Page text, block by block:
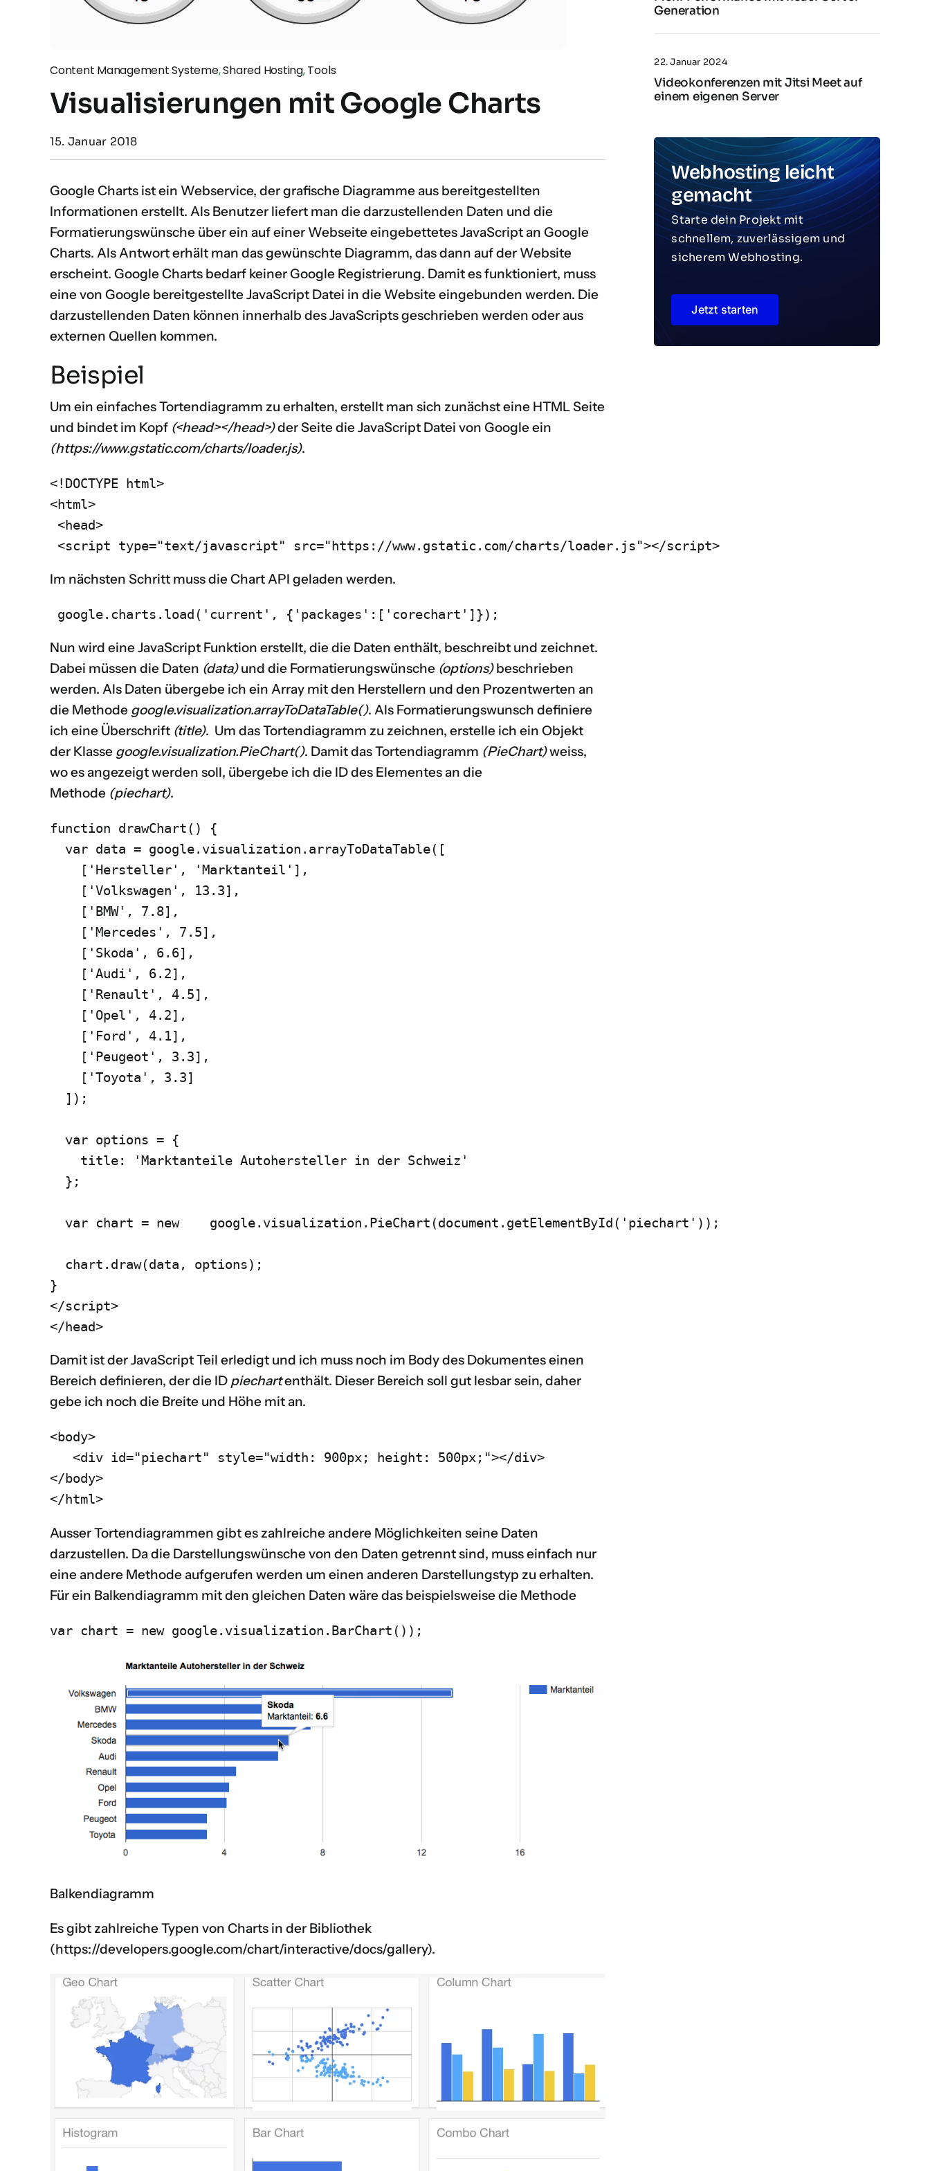
Content Management Systeme,Shared Hosting,Tools
Visualisierungen mit Google Charts
15. Januar 2018
Google Charts ist ein Webservice, der grafische Diagramme aus bereitgestellten
Informationen erstellt. Als Benutzer liefert man die darzustellenden Daten und die
Formatierungswünsche über ein auf einer Webseite eingebettetes JavaScript an Google
Charts. Als Antwort erhält man das gewünschte Diagramm, das dann auf der Website
erscheint. Google Charts bedarf keiner Google Registrierung. Damit es funktioniert, muss
eine von Google bereitgestellte JavaScript Datei in die Website eingebunden werden. Die
darzustellenden Daten können innerhalb des JavaScripts geschrieben werden oder aus
externen Quellen kommen.
Beispiel
Um ein einfaches Tortendiagramm zu erhalten, erstellt man sich zunächst eine HTML Seite
und bindet im Kopf (<head></head>)der Seite die JavaScript Datei von Google ein
(https://www.gstatic.com/charts/loader.js).
<!DOCTYPE html>
<html>
<head>
<script type="text/javascript" src="https://www.gstatic.com/charts/loader.js"></script>
Im nächsten Schritt muss die Chart API geladen werden.
google.charts.load('current', {'packages':['corechart']});
Nun wird eine JavaScript Funktion erstellt, die die Daten enthält, beschreibt und zeichnet.
Dabei müssen die Daten (data)und die Formatierungswünsche (options)beschrieben
werden. Als Daten übergebe ich ein Array mit den Herstellern und den Prozentwerten an
die Methode google.visualization.arrayToDataTable(). Als Formatierungswunsch definiere
ich eine Überschrift (title). Um das Tortendiagramm zu zeichnen, erstelle ich ein Objekt
der Klasse google.visualization.PieChart(). Damit das Tortendiagramm (PieChart)weiss,
wo es angezeigt werden soll, übergebe ich die ID des Elementes an die
Methode (piechart).
function drawChart() {
  var data = google.visualization.arrayToDataTable([
    ['Hersteller', 'Marktanteil'],
    ['Volkswagen', 13.3],
    ['BMW', 7.8],
    ['Mercedes', 7.5],
    ['Skoda', 6.6],
    ['Audi', 6.2],
    ['Renault', 4.5],
    ['Opel', 4.2],
    ['Ford', 4.1],
    ['Peugeot', 3.3],
    ['Toyota', 3.3]
  ]);
  var options = {
    title: 'Marktanteile Autohersteller in der Schweiz'
  };
  var chart = new    google.visualization.PieChart(document.getElementById('piechart'));
  chart.draw(data, options);
}
</script>
</head>
Damit ist der JavaScript Teil erledigt und ich muss noch im Body des Dokumentes einen
Bereich definieren, der die ID piechartenthält. Dieser Bereich soll gut lesbar sein, daher
gebe ich noch die Breite und Höhe mit an.
<body>
   <div id="piechart" style="width: 900px; height: 500px;"></div>
</body>
</html>
Ausser Tortendiagrammen gibt es zahlreiche andere Möglichkeiten seine Daten
darzustellen. Da die Darstellungswünsche von den Daten getrennt sind, muss einfach nur
eine andere Methode aufgerufen werden um einen anderen Darstellungstyp zu erhalten.
Für ein Balkendiagramm mit den gleichen Daten wäre das beispielsweise die Methode
var chart = new google.visualization.BarChart());
Balkendiagramm
Es gibt zahlreiche Typen von Charts in der Bibliothek
(https://developers.google.com/chart/interactive/docs/gallery).
Generation
22. Januar 2024
Videokonferenzen mit Jitsi Meet auf
einem eigenen Server
Webhosting leicht
gemacht
Starte dein Projekt mit
schnellem, zuverlässigem und
sicherem Webhosting.
Jetzt starten